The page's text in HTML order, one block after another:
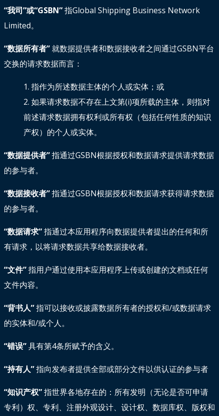
“我司”或“GSBN”指Global Shipping Business Network
Limited。
“数据所有者”就数据提供者和数据接收者之间通过GSBN平台
交换的请求数据而言：
1. 指作为所述数据主体的个人或实体；或
2. 如果请求数据不存在上文第(i)项所载的主体，则指对
前述请求数据拥有权利或所有权（包括任何性质的知识
产权）的个人或实体。
“数据提供者”指通过GSBN根据授权和数据请求提供请求数据
的参与者。
“数据接收者”指通过GSBN根据授权和数据请求获得请求数据
的参与者。
“数据请求”指通过本应用程序向数据提供者提出的任何和所
有请求，以将请求数据共享给数据接收者。
“文件”指用户通过使用本应用程序上传或创建的文档或任何
文件内容。
“背书人”指可以接收或披露数据所有者的授权和/或数据请求
的实体和/或个人。
“错误”具有第4条所赋予的含义。
“持有人”指向发布者提供全部或部分文件以供认证的参与者
“知识产权”指世界各地存在的：所有发明（无论是否可申请
专利）权、专利、注册外观设计、设计权、数据库权、版权和